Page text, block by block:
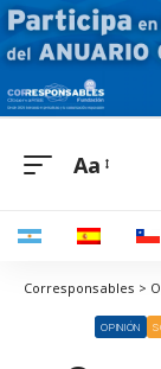
Aa
OPINIÓN